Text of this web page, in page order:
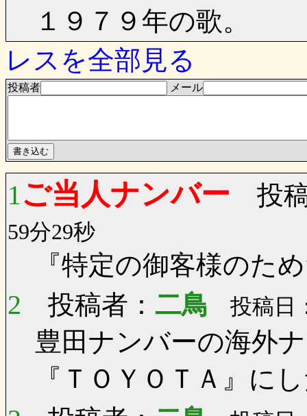
１９７９年の歌。
レスを全部見る
投稿者 メール
1ご当人ナンバー 投
59分29秒
『特定の御客様のた
2 投稿者： 二鳥 投稿日
豊田ナンバーの海外
『ＴＯＹＯＴＡ』に